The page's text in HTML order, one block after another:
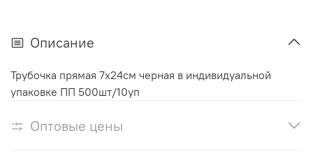
Описание
Трубочка прямая 7х24см черная в индивидуальной
упаковке ПП 500шт/10уп
Оптовые цены